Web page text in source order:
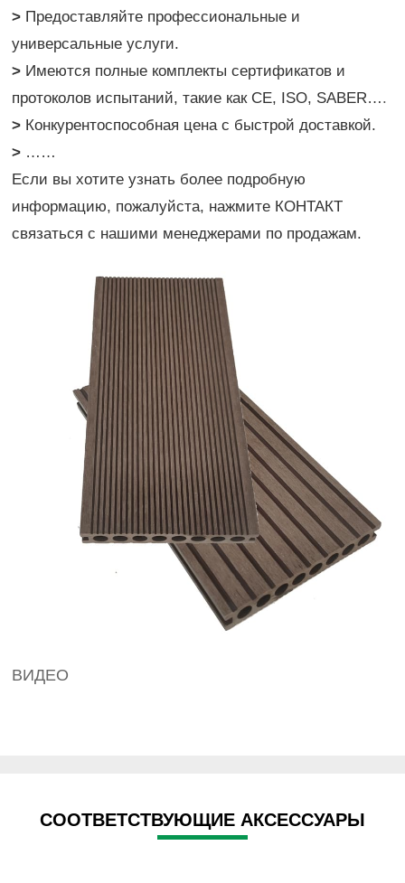
> Предоставляйте профессиональные и
универсальные услуги.
> Имеются полные комплекты сертификатов и
протоколов испытаний, такие как CE, ISO, SABER….
> Конкурентоспособная цена с быстрой доставкой.
> ……
Если вы хотите узнать более подробную
информацию, пожалуйста, нажмите КОНТАКТ
связаться с нашими менеджерами по продажам.
ВИДЕО
СООТВЕТСТВУЮЩИЕ АКСЕССУАРЫ